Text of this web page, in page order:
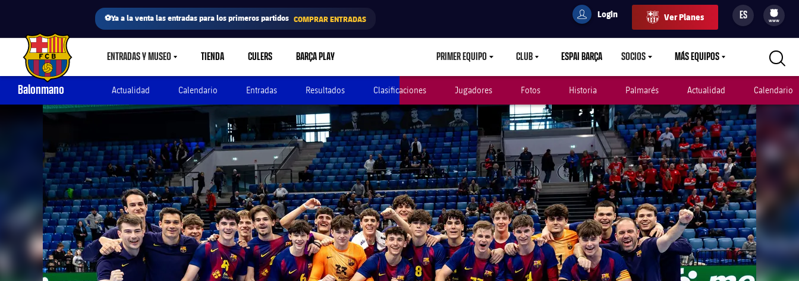
⚽Ya a la venta las entradas para los primeros partidos COMPRAR ENTRADAS userCulers
Login Ver Planes ES
filled-badge
www
FC Barcelona club badge ENTRADAS Y MUSEOLABEL.SHARE.CARETDOWN
TIENDA CULERS BARÇA PLAY PRIMER EQUIPOLABEL.ARIA.CARETDOWN
CLUBLABEL.ARIA.CARETDOWN
ESPAI BARÇA SOCIOSLABEL.ARIA.CARETDOWN
MÁS EQUIPOSLABEL.ARIA.CARETDOWN
Balonmano Actualidad Calendario Entradas Resultados Clasificaciones Jugadores Fotos Historia Palmarés Actualidad Calendario